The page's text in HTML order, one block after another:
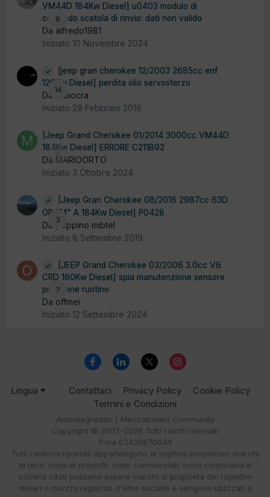
8
VM44D 184Kw Diesel] u0403 modulo di
comando scatola di rinvio: dati non valido
Da alfredo1981
Iniziato 10 Novembre 2024
14
[jeep gran cherokee 12/2003 2685cc enf
120Kw Diesel] perdita olio servosterzo
Da fabiocra
Iniziato 29 Febbraio 2016
0
[Jeep Grand Cherokee 01/2014 3000cc VM44D
184Kw Diesel] ERRORE C211B92
Da MARIOORTO
Iniziato 3 Ottobre 2024
3
[Jeep Gran Cherokee 08/2016 2987cc 63D
OR "M" A 184Kw Diesel] P0428
Da peppino mibtel
Iniziato 8 Settembre 2019
7
[JEEP Grand Cherokee 03/2006 3.0cc V6
CRD 160Kw Diesel] spia manutenzione sensore
pressione ruotino
Da offmei
Iniziato 12 Settembre 2024
Lingua Contattaci Privacy Policy
Cookie Policy
Termini e Condizioni
Autodiagnostic | Meccatronici Community
Copyright © 2007-2026 Tutti i diritti riservati
P.iva 03438870044
Tutti i marchi riportati appartengono ai legittimi proprietari; marchi
di terzi, nomi di prodotti, nomi commerciali, nomi corporativi e
società citati possono essere marchi di proprietà dei rispettivi
titolari o marchi registrati d'altre società e vengono utilizzati a